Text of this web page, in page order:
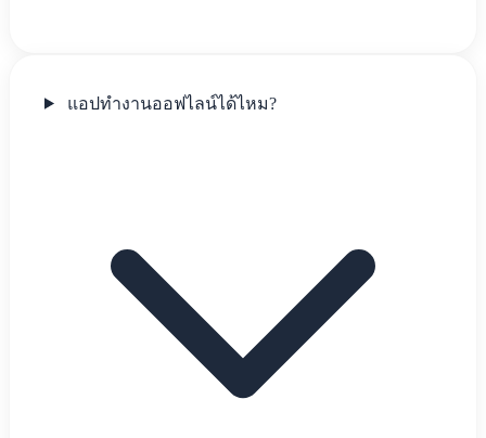
แอปทำงานออฟไลน์ได้ไหม?